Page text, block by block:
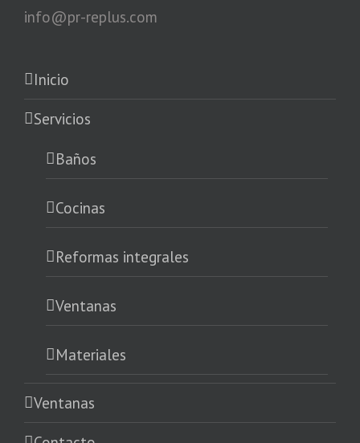
info@pr-replus.com
Inicio
Servicios
Baños
Cocinas
Reformas integrales
Ventanas
Materiales
Ventanas